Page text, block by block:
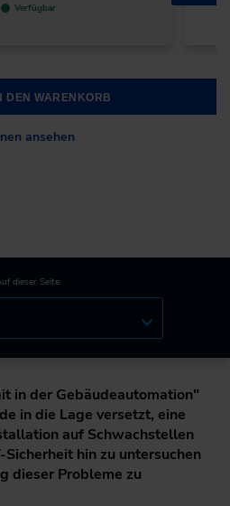
Verfügbar
DEN WARENKORB
ansehen
dieser Seite:
in der Gebäudeautomation"
in die Lage versetzt, eine
auf Schwachstellen
hin zu untersuchen
dieser Probleme zu